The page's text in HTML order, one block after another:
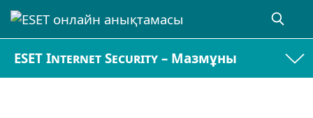
ESET Internet Security – Мазмұны